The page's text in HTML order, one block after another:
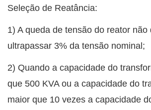
Seleção de Reatância:
1) A queda de tensão do reator não
ultrapassar 3% da tensão nominal;
2) Quando a capacidade do
que 500 KVA ou a capacidade do
maior que 10 vezes a capacidade